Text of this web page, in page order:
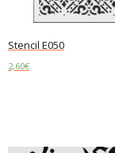
Stencil E050
2,60€